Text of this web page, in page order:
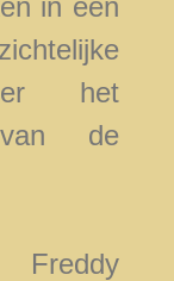
het
de
Freddy